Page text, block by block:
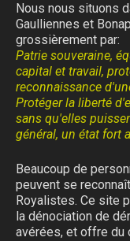
Nous nous situons
Gaulliennes et
grossièrement par:
Patrie souveraine,
capital et travail,
reconnaissance
Protéger la liberté
sans qu'elles
général, un état fort
Beaucoup de
peuvent se
Royalistes. Ce site
la dénociation de
avérées, et offre du